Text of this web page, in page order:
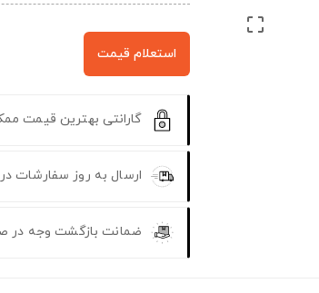

استعلام قیمت
گارانتی بهترین قیمت
ارسال به روز سفارشات
ضمانت بازگشت وجه در